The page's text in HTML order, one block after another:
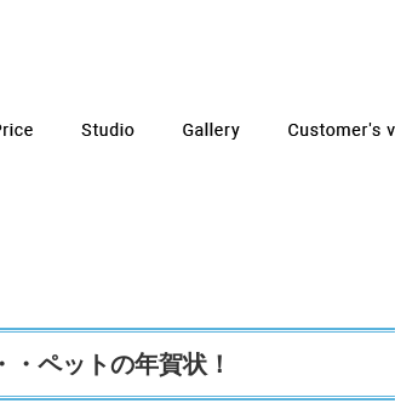
ペットの年賀状！